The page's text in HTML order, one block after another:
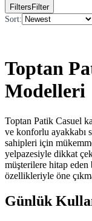
FiltersFilter
Sort:
Toptan
Modelleri
Toptan Patik Casuel
ve konforlu ayakkabı
sahipleri için
yelpazesiyle dikkat
müşterilere hitap
özellikleriyle öne
Günlük